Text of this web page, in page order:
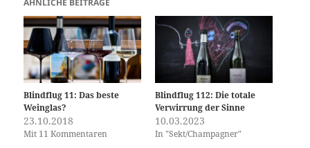
Blindflug 11: Das beste
Weinglas?
23.10.2018
Mit 11 Kommentaren
Blindflug 112: Die totale
Verwirrung der Sinne
10.03.2023
In "Sekt/Champagner"